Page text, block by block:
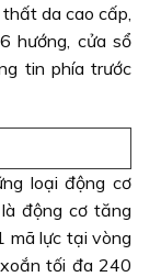
da cao cấp,
hướng, cửa sổ
tin phía trước
loại động cơ
động cơ tăng
mã lực tại vòng
tối đa 240